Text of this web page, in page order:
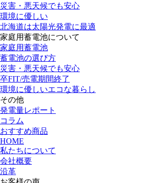
災害・悪天候でも安心
環境に優しい
北海道は太陽光発電に最適
家庭用蓄電池について
家庭用蓄電池
蓄電池の選び方
災害・悪天候でも安心
卒FIT/売電期間終了
環境に優しいエコな暮らし
その他
発電量レポート
コラム
おすすめ商品
HOME
私たちについて
会社概要
沿革